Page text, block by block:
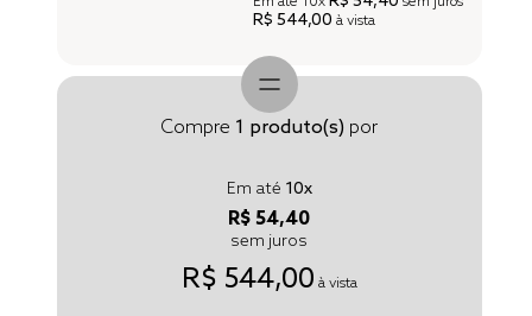
R$ 544,00 à vista
Compre 1 produto(s) por
Em até 10x
R$ 54,40
sem juros
R$ 544,00 à vista